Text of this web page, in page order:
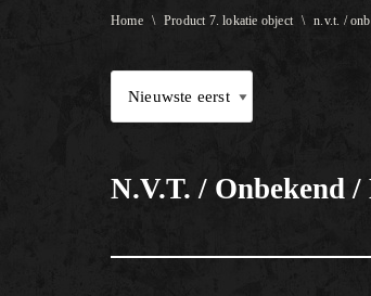
Home \ Product 7. lokatie object \ n.v.t. /
N.v.t. / Onbekend /